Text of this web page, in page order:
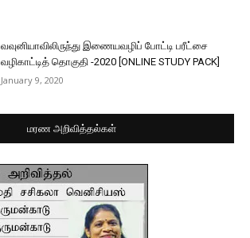
வவுனியாவிலிருந்து இணையவழிப் போட்டி பரீட்சை
வழிகாட்டித் தொகுதி -2020 [ONLINE STUDY PACK]
January 9, 2020
மரண அறிவித்தல்கள்